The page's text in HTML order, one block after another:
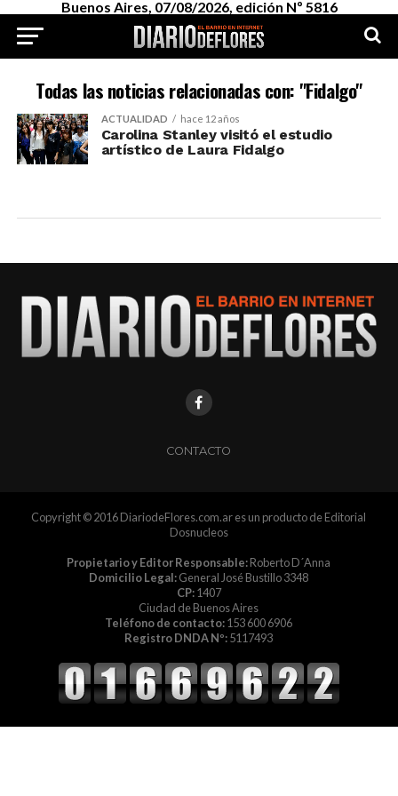
Buenos Aires, 07/08/2026, edición Nº 5816
Todas las noticias relacionadas con: "Fidalgo"
ACTUALIDAD hace 12 años
Carolina Stanley visitó el estudio
artístico de Laura Fidalgo
CONTACTO
Copyright © 2016 DiariodeFlores.com.ar es un producto de Editorial
Dosnucleos
Propietario y Editor Responsable:Roberto D´Anna
Domicilio Legal:General José Bustillo 3348
CP:1407
Ciudad de Buenos Aires
Teléfono de contacto:153 600 6906
Registro DNDA Nº:5117493